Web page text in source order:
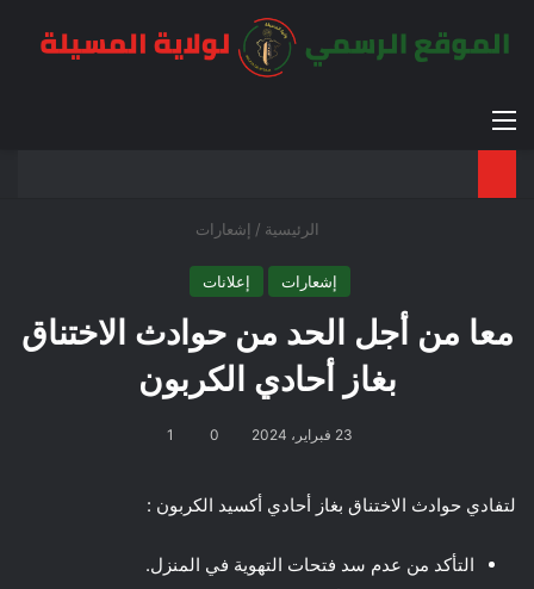
القائمة
الرئيسية / إشعارات
إشعارات إعلانات
معا من أجل الحد من حوادث الاختناق
بغاز أحادي الكربون
23 فبراير، 2024 0
1
لتفادي حوادث الاختناق بغاز أحادي أكسيد الكربون :
التأكد من عدم سد فتحات التهوية في المنزل.